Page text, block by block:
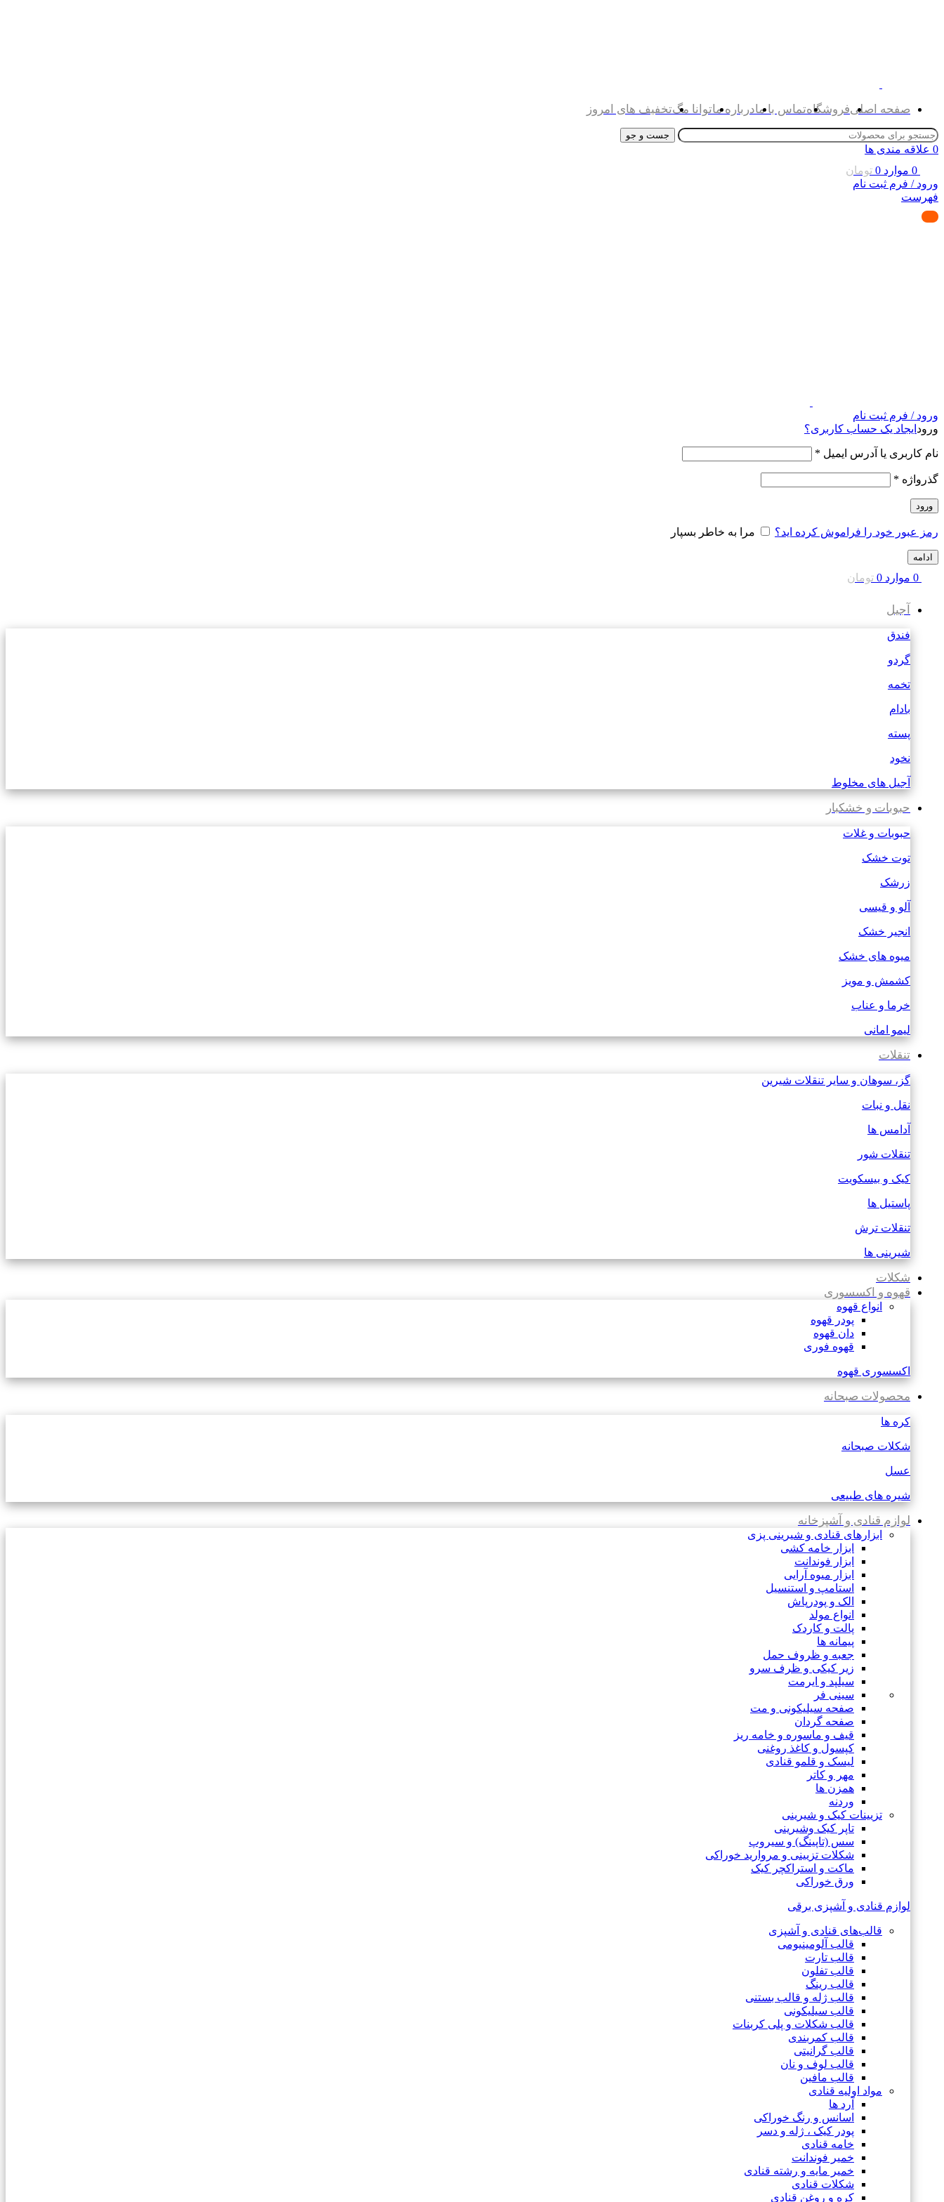
صفحه اصلیفروشگاهتماس با مادرباره ماتوانا مگتخفیف های امروز
جست و جو
0 علاقه مندی ها
0 موارد 0 تومان
ورود / فرم ثبت نام
فهرست
ورود / فرم ثبت نام
ورود ایجاد یک حساب کاربری؟
نام کاربری یا آدرس ایمیل *
گذرواژه *
ورود
رمز عبور خود را فراموش کرده اید؟ مرا به خاطر بسپار
ادامه
0 موارد 0 تومان
آجیل
فندق
گردو
تخمه
بادام
پسته
نخود
آجیل های مخلوط
حبوبات و خشکبار
حبوبات و غلات
توت خشک
زرشک
آلو و قیسی
انجیر خشک
میوه های خشک
کشمش و مویز
خرما و عناب
لیمو امانی
تنقلات
گز، سوهان و سایر تنقلات شیرین
نقل و نبات
آدامس ها
تنقلات شور
کیک و بیسکویت
پاستیل ها
تنقلات ترش
شیرینی ها
شکلات
قهوه و اکسسوری
انواع قهوه
پودر قهوه
دان قهوه
قهوه فوری
اکسسوری قهوه
محصولات صبحانه
کره ها
شکلات صبحانه
عسل
شیره های طبیعی
لوازم قنادی و آشپزخانه
ابزارهای قنادی و شیرینی پزی
ابزار خامه کشی
ابزار فوندانت
ابزار میوه آرایی
استامپ و استنسیل
الک و پودرپاش
انواع مولد
پالت و کاردک
پیمانه ها
جعبه و ظروف حمل
زیر کیکی و ظرف سرو
سیلپد و ایرمت
سینی فر
صفحه سیلیکونی و مت
صفحه گردان
قیف و ماسوره و خامه ریز
کپسول و کاغذ روغنی
لیسک و قلمو قنادی
مهر و کاتر
همزن ها
وردنه
تزیینات کیک و شیرینی
تاپر کیک وشیرینی
سس (تاپینگ) و سیروپ
شکلات تزیینی و مروارید خوراکی
ماکت و استراکچر کیک
ورق خوراکی
لوازم قنادی و آشپزی برقی
قالب‌های قنادی و آشپزی
قالب آلومینیومی
قالب تارت
قالب تفلون
قالب رینگ
قالب ژله و قالب بستنی
قالب سیلیکونی
قالب شکلات و پلی کربنات
قالب کمربندی
قالب گرانیتی
قالب لوف و نان
قالب مافین
مواد اولیه قنادی
آرد ها
اسانس و رنگ خوراکی
پودر کیک ، ژله و دسر
خامه قنادی
خمیر فوندانت
خمیر مایه و رشته قنادی
شکلات قنادی
کره و روغن قنادی